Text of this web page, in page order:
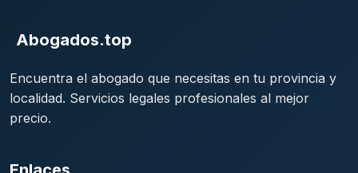
Abogados.top
Encuentra el abogado que necesitas en tu provincia y
localidad. Servicios legales profesionales al mejor
precio.